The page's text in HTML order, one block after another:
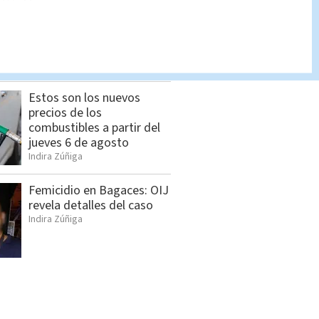
Seis sospechosos
Estos son los nuevos
precios de los
combustibles a partir del
jueves 6 de agosto
Indira Zúñiga
Femicidio en Bagaces: OIJ
revela detalles del caso
Indira Zúñiga